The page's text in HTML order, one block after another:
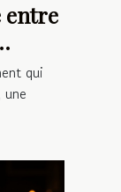
entre
? qui